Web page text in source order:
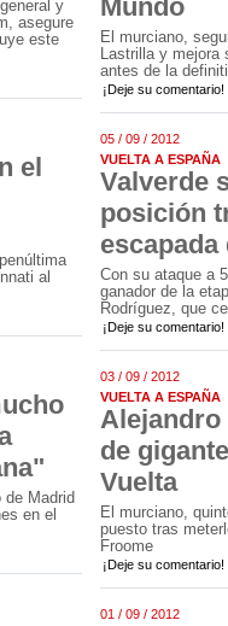
y
asegure
este
el
al
Madrid
en el
Mundo
El murciano,
Lastrilla y mejora
antes de la
¡Deje su comentario!
05 / 09 / 2012
VUELTA A ESPAÑA
Valverde
posición
Con su ataque a
ganador de la
Rodríguez, que
¡Deje su comentario!
03 / 09 / 2012
VUELTA A ESPAÑA
Alejandro
de
Vuelta
El murciano,
puesto tras
Froome
¡Deje su comentario!
01 / 09 / 2012